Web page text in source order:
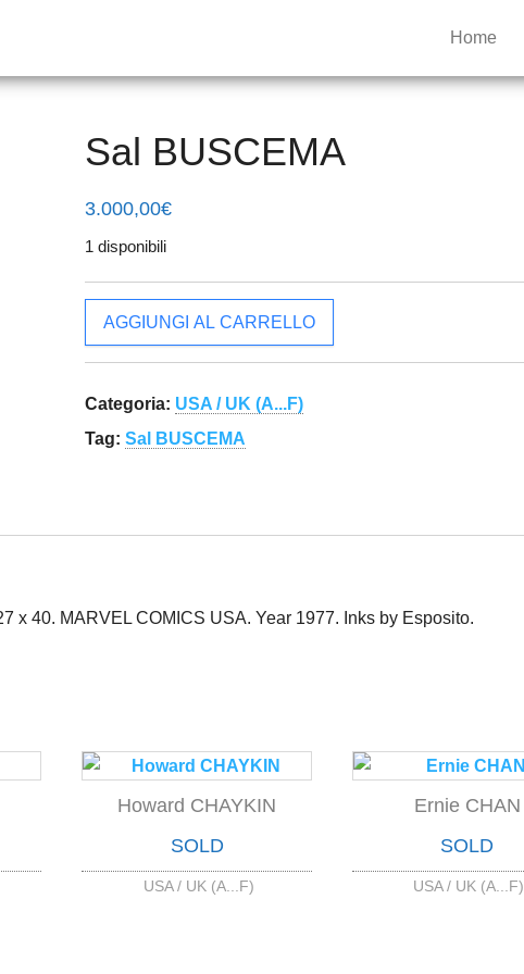
Home
Sal BUSCEMA
3.000,00€
1 disponibili
Sal BUSCEMA quantità
AGGIUNGI AL CARRELLO
Categoria: USA / UK (A...F)
Tag: Sal BUSCEMA
x 40. MARVEL COMICS USA. Year 1977. Inks by Esposito.
Howard CHAYKIN
SOLD
USA / UK (A...F)
Ernie CHAN
SOLD
USA / UK (A...F)